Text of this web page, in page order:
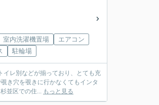
室内洗濯機置場
エアコン
駐輪場
イレ別などが揃っており、とても充
き穴を覗きに行かなくてもインタ
並区での住... もっと見る